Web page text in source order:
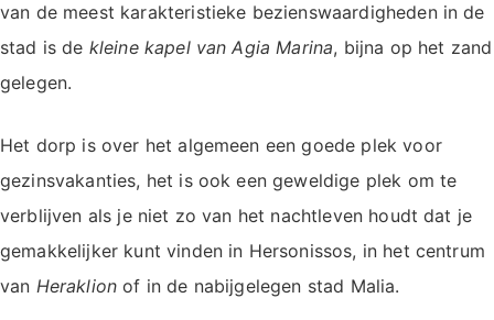
van de meest karakteristieke bezienswaardigheden in de
stad is de kleine kapel van Agia Marina, bijna op het zand
gelegen.
Het dorp is over het algemeen een goede plek voor
gezinsvakanties, het is ook een geweldige plek om te
verblijven als je niet zo van het nachtleven houdt dat je
gemakkelijker kunt vinden in Hersonissos, in het centrum
van Heraklion of in de nabijgelegen stad Malia.